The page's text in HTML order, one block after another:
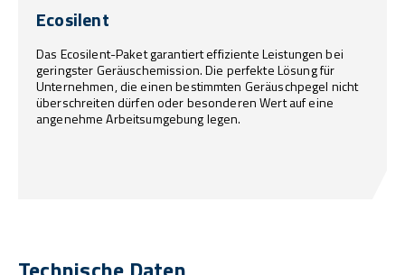
Ecosilent
Das Ecosilent-Paket garantiert effiziente Leistungen bei
geringster Geräuschemission. Die perfekte Lösung für
Unternehmen, die einen bestimmten Geräuschpegel nicht
überschreiten dürfen oder besonderen Wert auf eine
angenehme Arbeitsumgebung legen.